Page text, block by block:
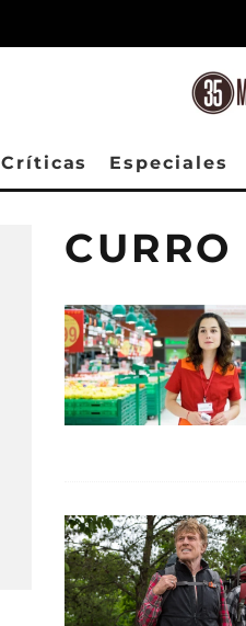
Críticas Especiales